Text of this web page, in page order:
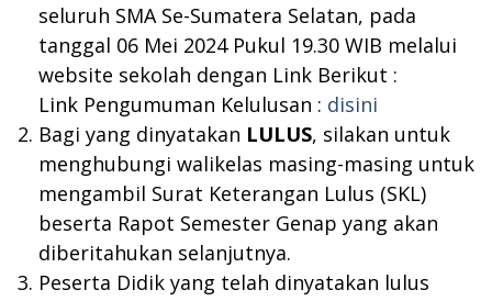
seluruh SMA Se-Sumatera Selatan, pada
tanggal 06 Mei 2024 Pukul 19.30 WIB melalui
website sekolah dengan Link Berikut :
Link Pengumuman Kelulusan : disini
Bagi yang dinyatakan LULUS, silakan untuk
menghubungi walikelas masing-masing untuk
mengambil Surat Keterangan Lulus (SKL)
beserta Rapot Semester Genap yang akan
diberitahukan selanjutnya.
Peserta Didik yang telah dinyatakan lulus